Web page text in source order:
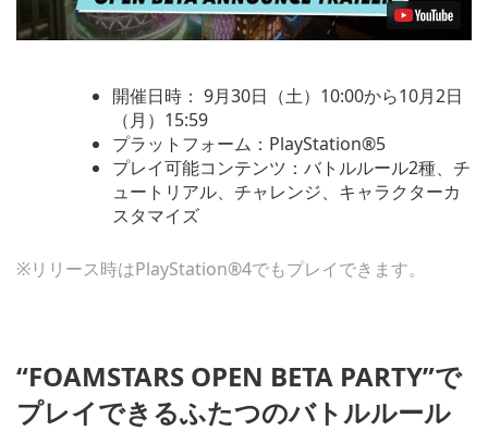
開催日時： 9月30日（土）10:00から10月2日
（月）15:59
プラットフォーム：PlayStation®5
プレイ可能コンテンツ：バトルルール2種、チ
ュートリアル、チャレンジ、キャラクターカ
スタマイズ
※リリース時はPlayStation®4でもプレイできます。
“FOAMSTARS OPEN BETA PARTY”で
プレイできるふたつのバトルルール